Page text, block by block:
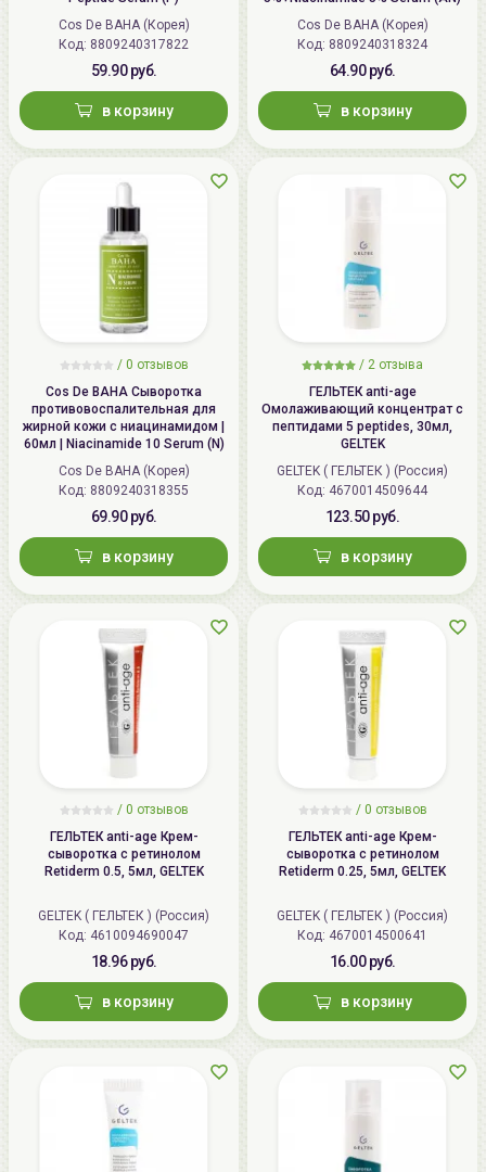
Cos De BAHA (Корея)
Код: 8809240317822
59.90 руб.
в корзину
Cos De BAHA (Корея)
Код: 8809240318324
64.90 руб.
в корзину
/ 0 отзывов
Cos De BAHA Сыворотка
противовоспалительная для
жирной кожи с ниацинамидом |
60мл | Niacinamide 10 Serum (N)
Cos De BAHA (Корея)
Код: 8809240318355
69.90 руб.
в корзину
/ 2 отзыва
ГЕЛЬТЕК anti-age
Омолаживающий концентрат с
пептидами 5 peptides, 30мл,
GELTEK
GELTEK ( ГЕЛЬТЕК ) (Россия)
Код: 4670014509644
123.50 руб.
в корзину
/ 0 отзывов
ГЕЛЬТЕК anti-age Крем-
сыворотка с ретинолом
Retiderm 0.5, 5мл, GELTEK
GELTEK ( ГЕЛЬТЕК ) (Россия)
Код: 4610094690047
18.96 руб.
в корзину
/ 0 отзывов
ГЕЛЬТЕК anti-age Крем-
сыворотка с ретинолом
Retiderm 0.25, 5мл, GELTEK
GELTEK ( ГЕЛЬТЕК ) (Россия)
Код: 4670014500641
16.00 руб.
в корзину